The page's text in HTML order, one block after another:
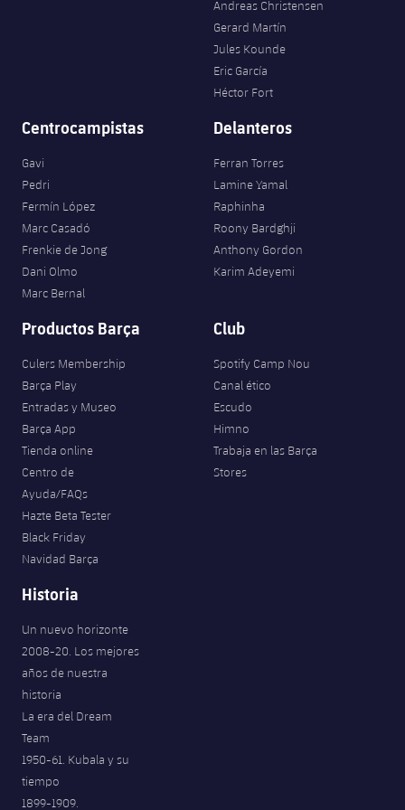
Fotos
Apúntate a las amateurs
Apúntate a las amateurs
Carnet de las Secciones Amateurs
League of Legends
VALORANT Game Changers
eFootball
Andreas Christensen
Gerard Martín
Jules Kounde
Eric García
Héctor Fort
Centrocampistas
Gavi
Pedri
Fermín López
Marc Casadó
Frenkie de Jong
Dani Olmo
Marc Bernal
Delanteros
Ferran Torres
Lamine Yamal
Raphinha
Roony Bardghji
Anthony Gordon
Karim Adeyemi
Productos Barça
Culers Membership
Barça Play
Entradas y Museo
Barça App
Tienda online
Centro de
Ayuda/FAQs
Hazte Beta Tester
Black Friday
Navidad Barça
Club
Spotify Camp Nou
Canal ético
Escudo
Himno
Trabaja en las Barça
Stores
Historia
Un nuevo horizonte
2008-20. Los mejores
años de nuestra
historia
La era del Dream
Team
1950-61. Kubala y su
tiempo
1899-1909.